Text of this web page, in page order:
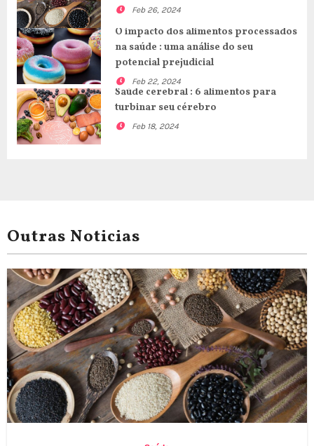
Feb 26, 2024
O impacto dos alimentos processados
na saúde : uma análise do seu
potencial prejudicial
Feb 22, 2024
Saúde cerebral : 6 alimentos para
turbinar seu cérebro
Feb 18, 2024
Outras Noticias